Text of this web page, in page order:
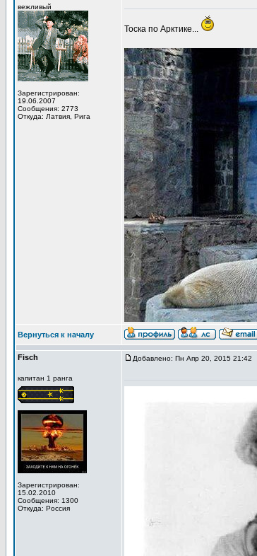
вежливый
Зарегистрирован:
19.06.2007
Сообщения: 2773
Откуда: Латвия, Рига
Тоска по Арктике...
Вернуться к началу
Fisch
капитан 1 ранга
Зарегистрирован:
15.02.2010
Сообщения: 1300
Откуда: Россия
Добавлено: Пн Апр 20, 2015 21:42